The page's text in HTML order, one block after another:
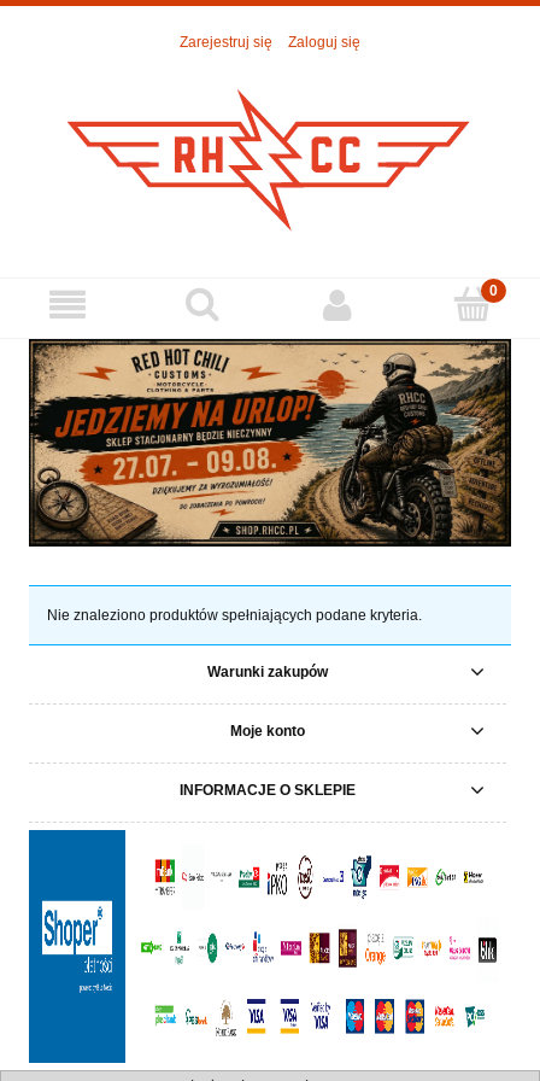
Zarejestruj się Zaloguj się
Nie znaleziono produktów spełniających podane kryteria.
Warunki zakupów
Moje konto
INFORMACJE O SKLEPIE